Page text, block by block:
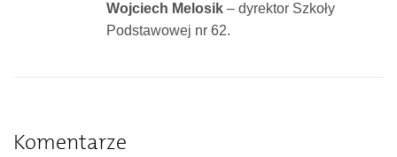
Wojciech Melosik– dyrektor Szkoły
Podstawowej nr 62.
Komentarze